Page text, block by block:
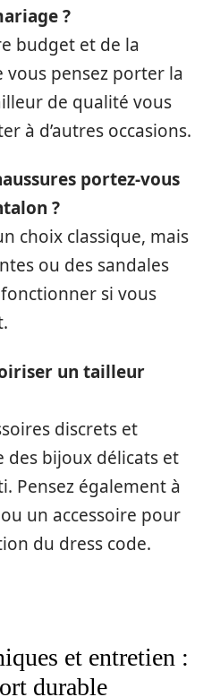
?
budget et de la
pensez porter la
de qualité vous
à d’autres occasions.
portez-vous
?
choix classique, mais
ou des sandales
si vous
un tailleur
discrets et
des bijoux délicats et
Pensez également à
un accessoire pour
du dress code.
et entretien :
durable